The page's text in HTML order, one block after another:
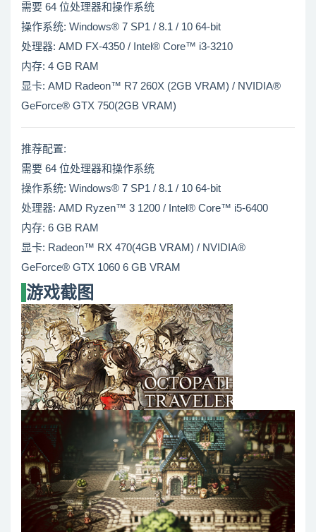
需要 64 位处理器和操作系统
操作系统: Windows® 7 SP1 / 8.1 / 10 64-bit
处理器: AMD FX-4350 / Intel® Core™ i3-3210
内存: 4 GB RAM
显卡: AMD Radeon™ R7 260X (2GB VRAM) / NVIDIA®
GeForce® GTX 750(2GB VRAM)
推荐配置:
需要 64 位处理器和操作系统
操作系统: Windows® 7 SP1 / 8.1 / 10 64-bit
处理器: AMD Ryzen™ 3 1200 / Intel® Core™ i5-6400
内存: 6 GB RAM
显卡: Radeon™ RX 470(4GB VRAM) / NVIDIA®
GeForce® GTX 1060 6 GB VRAM
游戏截图